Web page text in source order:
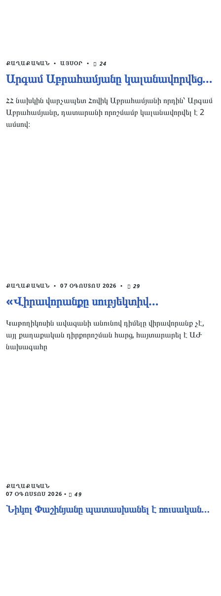
ՔԱՂԱՔԱԿԱՆ • ԱՅՍՕՐ • 24
Արգամ Աբրահամյանը կալանավորվեց…
ՀՀ նախկին վարչապետ Հովիկ Աբրահամյանի որդին՝ Արգամ
Աբրահամյանը, դատարանի որոշմամբ կալանավորվել է 2
ամսով։
ՔԱՂԱՔԱԿԱՆ • 07 ՕԳՈՍՏՈՍ 2026 • 29
«Վիրավորանքը սուբյեկտիվ…
Կաթողիկոսին ավազանի անունով դիմելը վիրավորանք չէ,
այլ քաղաքական դիրքորոշման հարց, հայտարարել է ԱԺ
նախագահը
ՔԱՂԱՔԱԿԱՆ
07 ՕԳՈՍՏՈՍ 2026 • 49
Նիկոլ Փաշինյանը պատասխանել է ռուսական…